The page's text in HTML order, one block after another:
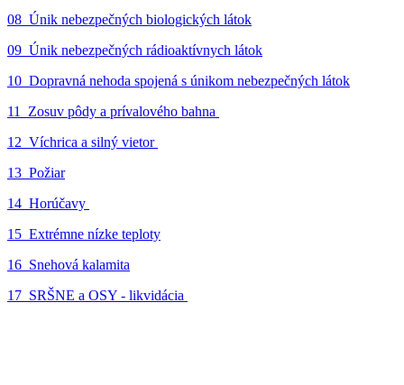
08_Únik nebezpečných biologických látok
09_Únik nebezpečných rádioaktívnych látok
10_Dopravná nehoda spojená s únikom nebezpečných látok
11_Zosuv pôdy a prívalového bahna
12_Víchrica a silný vietor
13_Požiar
14_Horúčavy
15_Extrémne nízke teploty
16_Snehová kalamita
17_SRŠNE a OSY - likvidácia